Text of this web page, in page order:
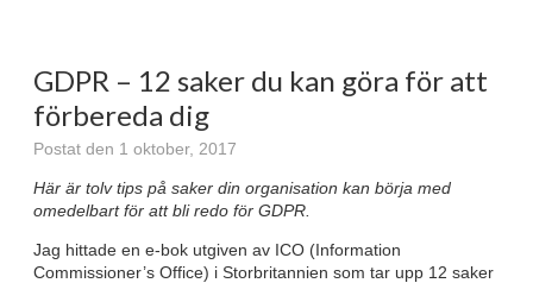
GDPR – 12 saker du kan göra för att
förbereda dig
Postat den 1 oktober, 2017
Här är tolv tips på saker din organisation kan börja med
omedelbart för att bli redo för GDPR.
Jag hittade en e-bok utgiven av ICO (Information
Commissioner’s Office) i Storbritannien som tar upp 12 saker